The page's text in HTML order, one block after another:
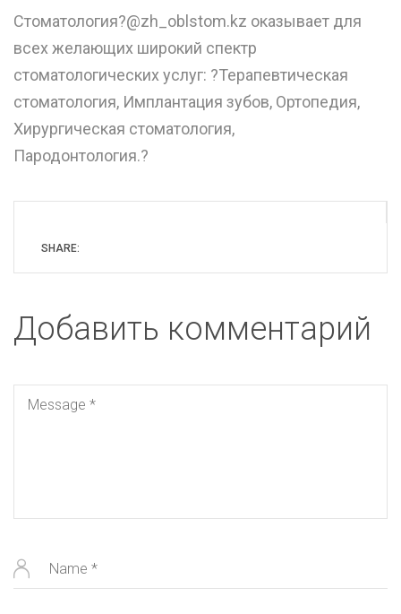
Стоматология?@zh_oblstom.kz оказывает для
всех желающих широкий спектр
стоматологических услуг: ?Терапевтическая
стоматология, Имплантация зубов, Ортопедия,
Хирургическая стоматология,
Пародонтология.?
SHARE:
Добавить комментарий